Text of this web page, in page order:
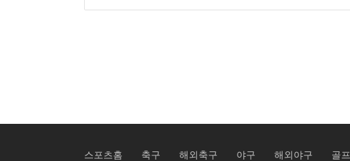
스포츠홈 축구 해외축구 야구 해외야구 골프